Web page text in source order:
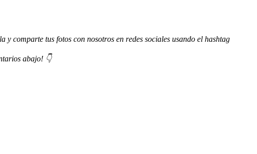
comparte tus fotos con nosotros en redes sociales usando el hashtag
abajo! 👇